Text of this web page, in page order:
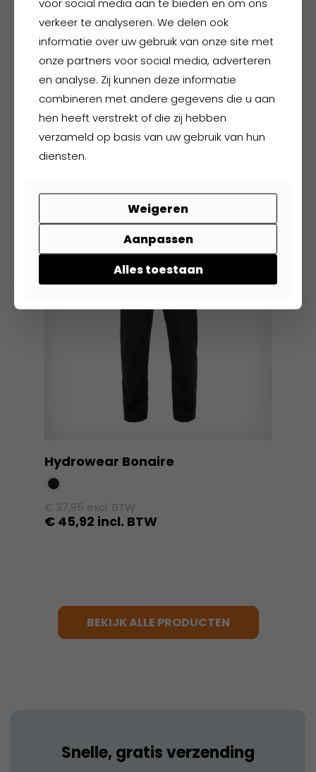
gekozen
worden
op
de
productpagina
FHB Bennet
product
meerdere
optie
Hydrowear Bonaire
€ 37,95 excl. BTW
€ 45,92 incl. BTW
variaties.
productpagina
BEKIJK ALLE PRODUCTEN
Snelle, gratis verzending
verkeer te analyseren. We delen ook
informatie over uw gebruik van onze site met
onze partners voor social media, adverteren
en analyse. Zij kunnen deze informatie
combineren met andere gegevens die u aan
hen heeft verstrekt of die zij hebben
verzameld op basis van uw gebruik van hun
diensten.
Weigeren
Aanpassen
Alles toestaan